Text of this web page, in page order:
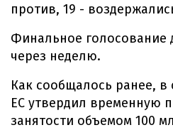
против, 19 -
Финальное голосование
через неделю.
Как сообщалось ранее, в
ЕС утвердил временную
занятости объемом 100